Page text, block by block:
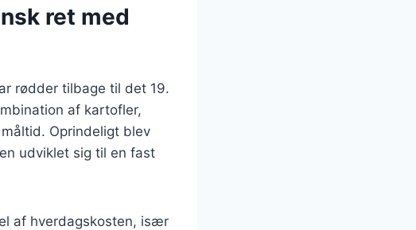
ret med
rødder tilbage til det 19.
af kartofler,
Oprindeligt blev
udviklet sig til en fast
af hverdagskosten, især